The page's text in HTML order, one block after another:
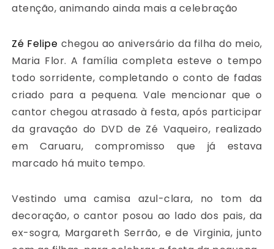
atenção, animando ainda mais a celebração
Zé Felipe chegou ao aniversário da filha do meio,
Maria Flor. A família completa esteve o tempo
todo sorridente, completando o conto de fadas
criado para a pequena. Vale mencionar que o
cantor chegou atrasado à festa, após participar
da gravação do DVD de Zé Vaqueiro, realizado
em Caruaru, compromisso que já estava
marcado há muito tempo.
Vestindo uma camisa azul-clara, no tom da
decoração, o cantor posou ao lado dos pais, da
ex-sogra, Margareth Serrão, e de Virginia, junto